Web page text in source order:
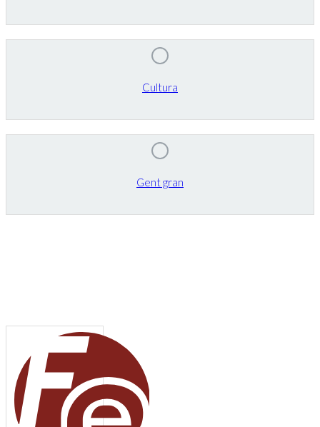
Cultura
Gent gran